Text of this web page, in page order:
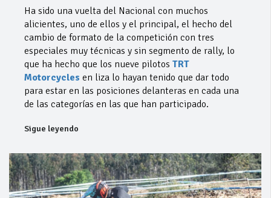
Ha sido una vuelta del Nacional con muchos
alicientes, uno de ellos y el principal, el hecho del
cambio de formato de la competición con tres
especiales muy técnicas y sin segmento de rally, lo
que ha hecho que los nueve pilotos TRT
Motorcycles en liza lo hayan tenido que dar todo
para estar en las posiciones delanteras en cada una
de las categorías en las que han participado.
Sigue leyendo